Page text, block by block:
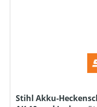
Stihl Akku-